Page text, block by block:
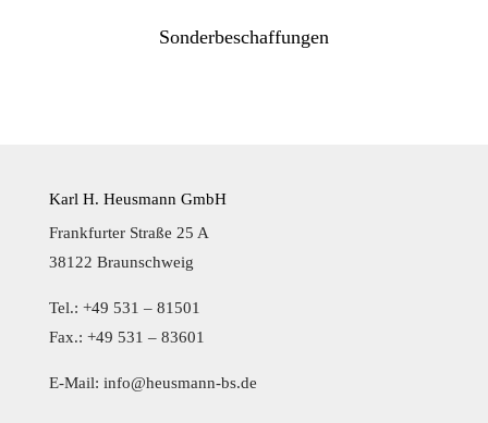
Sonderbeschaffungen
Karl H. Heusmann GmbH
Frankfurter Straße 25 A
38122 Braunschweig
Tel.: +49 531 – 81501
Fax.: +49 531 – 83601
E-Mail: info@heusmann-bs.de